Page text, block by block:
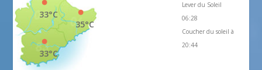
35°C
33°C
33°C
Lever du Soleil
06:28
Coucher du soleil à
20:44